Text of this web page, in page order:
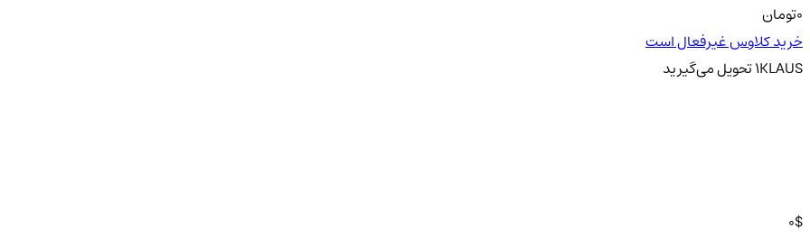
0تومان
خرید کلاوس غیرفعال است
1KLAUS تحویلمی‌گیرید
0$